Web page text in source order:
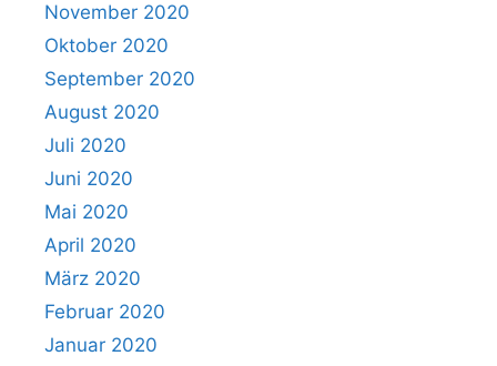
November 2020
Oktober 2020
September 2020
August 2020
Juli 2020
Juni 2020
Mai 2020
April 2020
März 2020
Februar 2020
Januar 2020